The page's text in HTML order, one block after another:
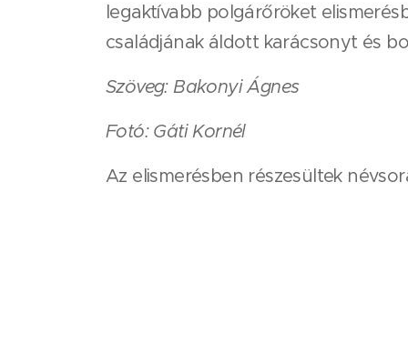
legaktívabb polgárőröket
családjának áldott karácsonyt és
Szöveg: Bakonyi Ágnes
Fotó: Gáti Kornél
Az elismerésben részesültek